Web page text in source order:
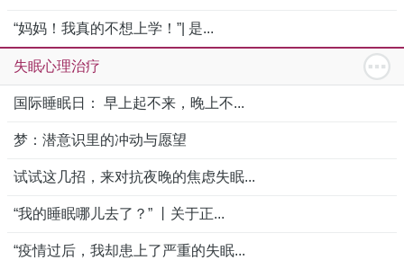
“妈妈！我真的不想上学！”| 是...
失眠心理治疗
国际睡眠日： 早上起不来，晚上不...
梦：潜意识里的冲动与愿望
试试这几招，来对抗夜晚的焦虑失眠...
“我的睡眠哪儿去了？” 丨关于正...
“疫情过后，我却患上了严重的失眠...